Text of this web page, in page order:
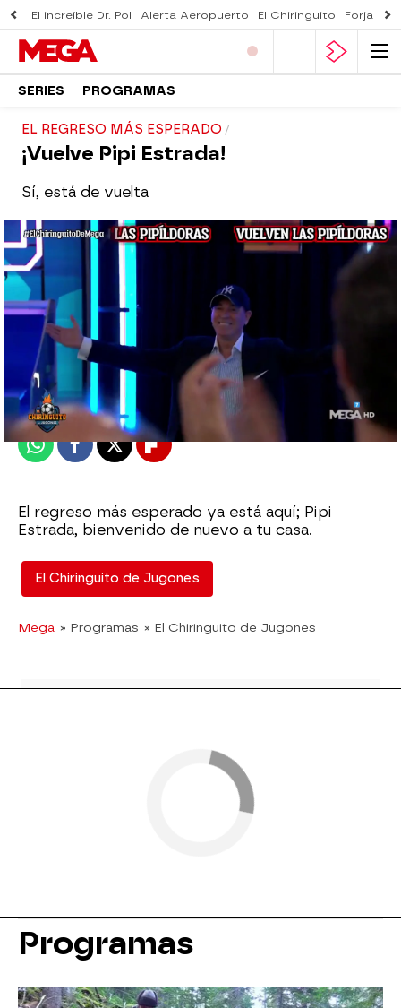
El increíble Dr. Pol Alerta Aeropuerto El Chiringuito Forjado
SERIES PROGRAMAS
EL REGRESO MÁS ESPERADO
¡Vuelve Pipi Estrada!
Sí, está de vuelta
El Chiringuito
Publicado:06 de octubre de 2023, 02:07
WhatsappFacebook
X Flipboard
El regreso más esperado ya está aquí; Pipi
Estrada, bienvenido de nuevo a tu casa.
El Chiringuito de Jugones
Mega » Programas » El Chiringuito de Jugones
Programas